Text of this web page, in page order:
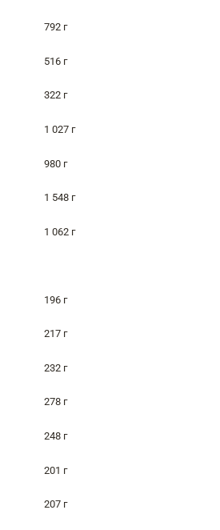
792 г
516 г
322 г
1 027 г
980 г
1 548 г
1 062 г
196 г
217 г
232 г
278 г
248 г
201 г
207 г